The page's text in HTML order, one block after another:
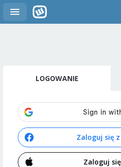
LOGOWANIE
Zaloguj się
Zaloguj